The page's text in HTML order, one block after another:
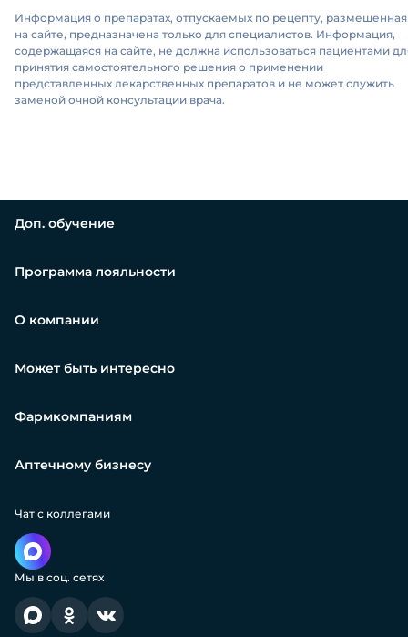
Информация о препаратах, отпускаемых по рецепту, размещенная
на сайте, предназначена только для специалистов. Информация,
содержащаяся на сайте, не должна использоваться пациентами
принятия самостоятельного решения о применении
представленных лекарственных препаратов и не может служить
заменой очной консультации врача.
Доп. обучение
Программа лояльности
О компании
Может быть интересно
Фармкомпаниям
Аптечному бизнесу
Чат с коллегами
Мы в соц. сетях